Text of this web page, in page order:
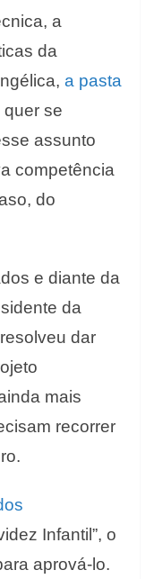
a
da
a pasta
quer se
assunto
competência
do
e diante da
da
dar
mais
recorrer
Infantil”, o
aprová-lo.